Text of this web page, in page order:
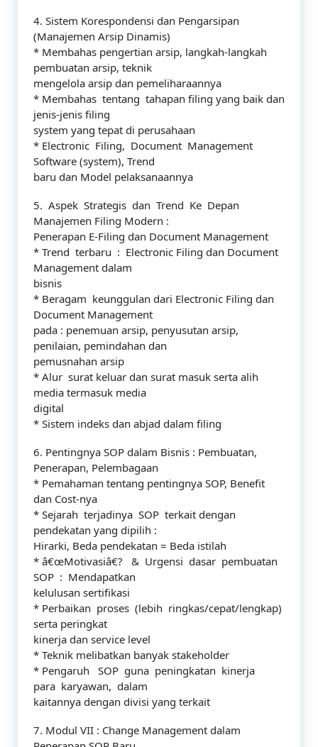
4. Sistem Korespondensi dan Pengarsipan
(Manajemen Arsip Dinamis)
* Membahas pengertian arsip, langkah-langkah
pembuatan arsip, teknik
mengelola arsip dan pemeliharaannya
* Membahas tentang tahapan filing yang baik dan
jenis-jenis filing
system yang tepat di perusahaan
* Electronic Filing, Document Management
Software (system), Trend
baru dan Model pelaksanaannya
5. Aspek Strategis dan Trend Ke Depan
Manajemen Filing Modern :
Penerapan E-Filing dan Document Management
* Trend terbaru : Electronic Filing dan Document
Management dalam
bisnis
* Beragam keunggulan dari Electronic Filing dan
Document Management
pada : penemuan arsip, penyusutan arsip,
penilaian, pemindahan dan
pemusnahan arsip
* Alur surat keluar dan surat masuk serta alih
media termasuk media
digital
* Sistem indeks dan abjad dalam filing
6. Pentingnya SOP dalam Bisnis : Pembuatan,
Penerapan, Pelembagaan
* Pemahaman tentang pentingnya SOP, Benefit
dan Cost-nya
* Sejarah terjadinya SOP terkait dengan
pendekatan yang dipilih :
Hirarki, Beda pendekatan = Beda istilah
* â€œMotivasiâ€? & Urgensi dasar pembuatan
SOP : Mendapatkan
kelulusan sertifikasi
* Perbaikan proses (lebih ringkas/cepat/lengkap)
serta peringkat
kinerja dan service level
* Teknik melibatkan banyak stakeholder
* Pengaruh SOP guna peningkatan kinerja
para karyawan, dalam
kaitannya dengan divisi yang terkait
7. Modul VII : Change Management dalam